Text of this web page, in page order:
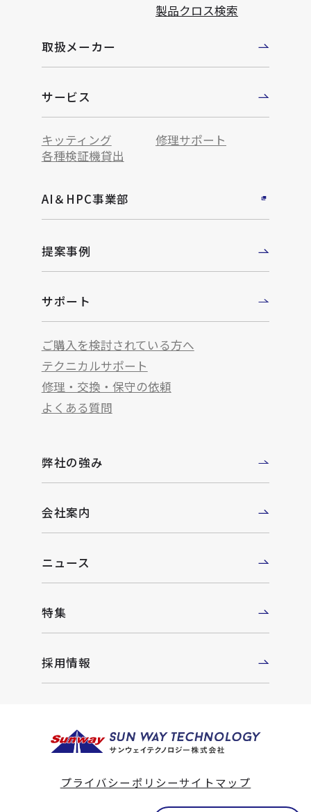
製品クロス検索
取扱メーカー
サービス
キッティング
修理サポート
各種検証機貸出
AI＆HPC事業部
提案事例
サポート
ご購入を検討されている方へ
テクニカルサポート
修理・交換・保守の依頼
よくある質問
弊社の強み
会社案内
ニュース
特集
採用情報
プライバシーポリシーサイトマップ